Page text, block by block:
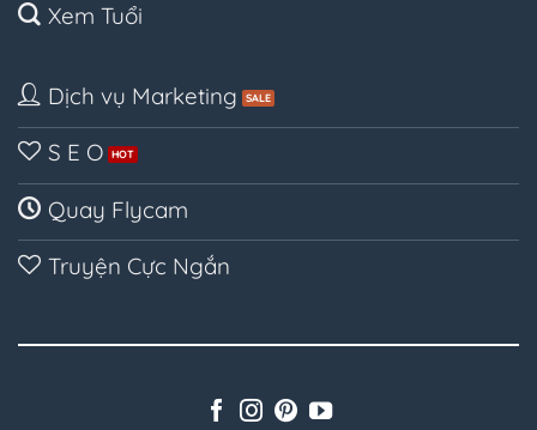
Xem Tuổi
Dịch vụ Marketing
S E O
Quay Flycam
Truyện Cực Ngắn